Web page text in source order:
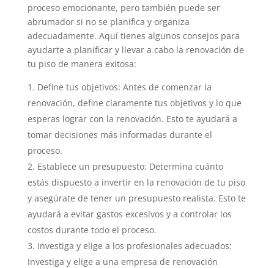
proceso emocionante, pero también puede ser
abrumador si no se planifica y organiza
adecuadamente. Aquí tienes algunos consejos para
ayudarte a planificar y llevar a cabo la renovación de
tu piso de manera exitosa:
Define tus objetivos: Antes de comenzar la
renovación, define claramente tus objetivos y lo que
esperas lograr con la renovación. Esto te ayudará a
tomar decisiones más informadas durante el
proceso.
Establece un presupuesto: Determina cuánto
estás dispuesto a invertir en la renovación de tu piso
y asegúrate de tener un presupuesto realista. Esto te
ayudará a evitar gastos excesivos y a controlar los
costos durante todo el proceso.
Investiga y elige a los profesionales adecuados:
Investiga y elige a una empresa de renovación